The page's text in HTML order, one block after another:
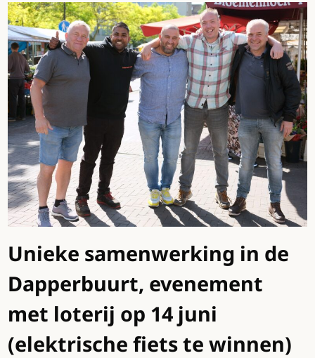
Unieke samenwerking in de
Dapperbuurt, evenement
met loterij op 14 juni
(elektrische fiets te winnen)